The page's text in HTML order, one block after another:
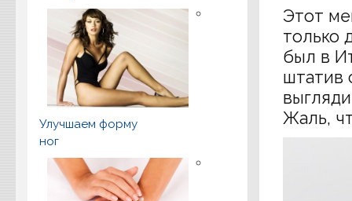
Этот
только
был в
штатив
Жаль,
Улучшаем форму
ног